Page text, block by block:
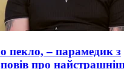
пекло, – парамедик з
про